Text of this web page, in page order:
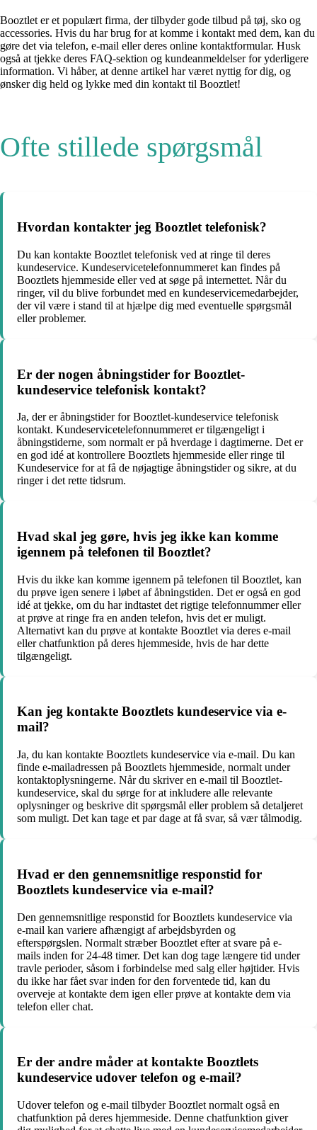
Booztlet er et populært firma, der tilbyder gode tilbud på tøj, sko og
accessories. Hvis du har brug for at komme i kontakt med dem, kan du
gøre det via telefon, e-mail eller deres online kontaktformular. Husk
også at tjekke deres FAQ-sektion og kundeanmeldelser for yderligere
information. Vi håber, at denne artikel har været nyttig for dig, og
ønsker dig held og lykke med din kontakt til Booztlet!
Ofte stillede spørgsmål
Hvordan kontakter jeg Booztlet telefonisk?
Du kan kontakte Booztlet telefonisk ved at ringe til deres
kundeservice. Kundeservicetelefonnummeret kan findes på
Booztlets hjemmeside eller ved at søge på internettet. Når du
ringer, vil du blive forbundet med en kundeservicemedarbejder,
der vil være i stand til at hjælpe dig med eventuelle spørgsmål
eller problemer.
Er der nogen åbningstider for Booztlet-
kundeservice telefonisk kontakt?
Ja, der er åbningstider for Booztlet-kundeservice telefonisk
kontakt. Kundeservicetelefonnummeret er tilgængeligt i
åbningstiderne, som normalt er på hverdage i dagtimerne. Det er
en god idé at kontrollere Booztlets hjemmeside eller ringe til
Kundeservice for at få de nøjagtige åbningstider og sikre, at du
ringer i det rette tidsrum.
Hvad skal jeg gøre, hvis jeg ikke kan komme
igennem på telefonen til Booztlet?
Hvis du ikke kan komme igennem på telefonen til Booztlet, kan
du prøve igen senere i løbet af åbningstiden. Det er også en god
idé at tjekke, om du har indtastet det rigtige telefonnummer eller
at prøve at ringe fra en anden telefon, hvis det er muligt.
Alternativt kan du prøve at kontakte Booztlet via deres e-mail
eller chatfunktion på deres hjemmeside, hvis de har dette
tilgængeligt.
Kan jeg kontakte Booztlets kundeservice via e-
mail?
Ja, du kan kontakte Booztlets kundeservice via e-mail. Du kan
finde e-mailadressen på Booztlets hjemmeside, normalt under
kontaktoplysningerne. Når du skriver en e-mail til Booztlet-
kundeservice, skal du sørge for at inkludere alle relevante
oplysninger og beskrive dit spørgsmål eller problem så detaljeret
som muligt. Det kan tage et par dage at få svar, så vær tålmodig.
Hvad er den gennemsnitlige responstid for
Booztlets kundeservice via e-mail?
Den gennemsnitlige responstid for Booztlets kundeservice via
e-mail kan variere afhængigt af arbejdsbyrden og
efterspørgslen. Normalt stræber Booztlet efter at svare på e-
mails inden for 24-48 timer. Det kan dog tage længere tid under
travle perioder, såsom i forbindelse med salg eller højtider. Hvis
du ikke har fået svar inden for den forventede tid, kan du
overveje at kontakte dem igen eller prøve at kontakte dem via
telefon eller chat.
Er der andre måder at kontakte Booztlets
kundeservice udover telefon og e-mail?
Udover telefon og e-mail tilbyder Booztlet normalt også en
chatfunktion på deres hjemmeside. Denne chatfunktion giver